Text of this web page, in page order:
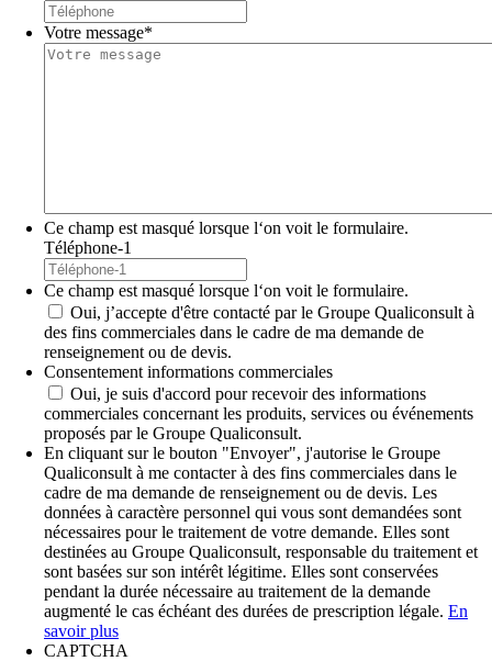
Votre message*
Ce champ est masqué lorsque l‘on voit le formulaire.
Téléphone-1
Ce champ est masqué lorsque l‘on voit le formulaire.
Oui, j’accepte d'être contacté par le Groupe Qualiconsult à
des fins commerciales dans le cadre de ma demande de
renseignement ou de devis.
Consentement informations commerciales
Oui, je suis d'accord pour recevoir des informations
commerciales concernant les produits, services ou événements
proposés par le Groupe Qualiconsult.
En cliquant sur le bouton "Envoyer", j'autorise le Groupe
Qualiconsult à me contacter à des fins commerciales dans le
cadre de ma demande de renseignement ou de devis. Les
données à caractère personnel qui vous sont demandées sont
nécessaires pour le traitement de votre demande. Elles sont
destinées au Groupe Qualiconsult, responsable du traitement et
sont basées sur son intérêt légitime. Elles sont conservées
pendant la durée nécessaire au traitement de la demande
augmenté le cas échéant des durées de prescription légale. En
savoir plus
CAPTCHA